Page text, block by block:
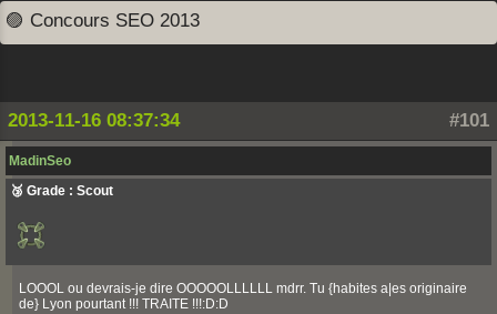
🟣 Concours SEO 2013
#101
2013-11-16 08:37:34
MadinSeo
🥉 Grade : Scout
LOOOL ou devrais-je dire OOOOOLLLLLL mdrr. Tu {habites a|es originaire
de} Lyon pourtant !!! TRAITE !!!:D:D